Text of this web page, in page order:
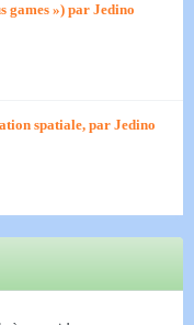
games ») par Jedino
spatiale, par Jedino